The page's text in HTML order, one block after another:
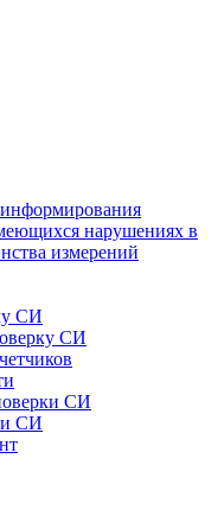
нарушениях в
измерений
СИ
СИ
СИ
СИ